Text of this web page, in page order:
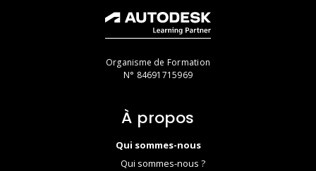
Organisme de Formation
N° 84691715969
À propos
Qui sommes-nous
Qui sommes-nous ?